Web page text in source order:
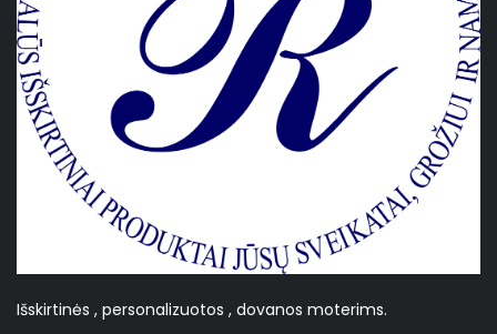
Išskirtinės , personalizuotos , dovanos moterims.